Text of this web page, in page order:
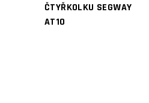
ČTYŘKOLKU SEGWAY
AT10